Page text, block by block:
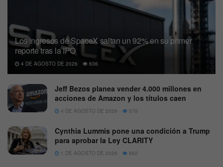
Los ingresos de SpaceX saltan un 92% en su primer
reporte tras la IPO
4 DE AGOSTO DE 2026 636
Jeff Bezos planea vender 4.000 millones en
acciones de Amazon y los títulos caen
4 DE AGOSTO DE 2026 578
Cynthia Lummis pone una condición a Trump
para aprobar la Ley CLARITY
1 DE AGOSTO DE 2026 662